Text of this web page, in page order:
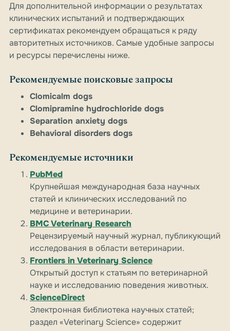
Для дополнительной информации о результатах
клинических испытаний и подтверждающих
сертификатах рекомендуем обращаться к ряду
авторитетных источников. Самые удобные запросы
и ресурсы перечислены ниже.
Рекомендуемые поисковые запросы
Clomicalm dogs
Clomipramine hydrochloride dogs
Separation anxiety dogs
Behavioral disorders dogs
Рекомендуемые источники
PubMed
Крупнейшая международная база научных
статей и клинических исследований по
медицине и ветеринарии.
BMC Veterinary Research
Рецензируемый научный журнал, публикующий
исследования в области ветеринарии.
Frontiers in Veterinary Science
Открытый доступ к статьям по ветеринарной
науке и исследованию поведения животных.
ScienceDirect
Электронная библиотека научных статей;
раздел «Veterinary Science» содержит